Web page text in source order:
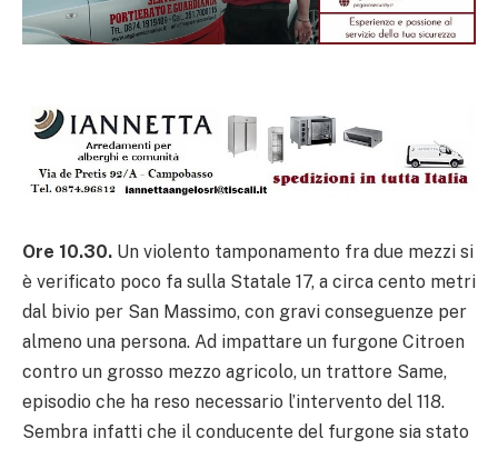
Ore 10.30. Un violento tamponamento fra due mezzi si
è verificato poco fa sulla Statale 17, a circa cento metri
dal bivio per San Massimo, con gravi conseguenze per
almeno una persona. Ad impattare un furgone Citroen
contro un grosso mezzo agricolo, un trattore Same,
episodio che ha reso necessario l’intervento del 118.
Sembra infatti che il conducente del furgone sia stato